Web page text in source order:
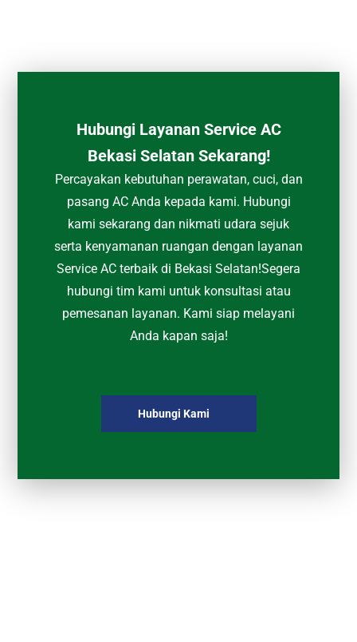
Hubungi Layanan Service AC
Bekasi Selatan Sekarang!
Percayakan kebutuhan perawatan, cuci, dan
pasang AC Anda kepada kami. Hubungi
kami sekarang dan nikmati udara sejuk
serta kenyamanan ruangan dengan layanan
Service AC terbaik di Bekasi Selatan!Segera
hubungi tim kami untuk konsultasi atau
pemesanan layanan. Kami siap melayani
Anda kapan saja!
Hubungi Kami